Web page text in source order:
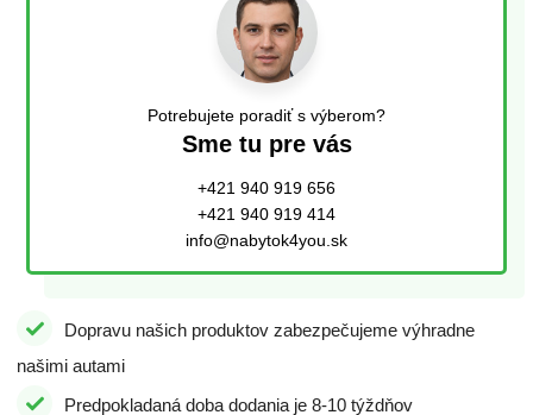
Potrebujete poradiť s výberom?
Sme tu pre vás
+421 940 919 656
+421 940 919 414
info@nabytok4you.sk
Dopravu našich produktov zabezpečujeme výhradne
našimi autami
Predpokladaná doba dodania je 8-10 týždňov